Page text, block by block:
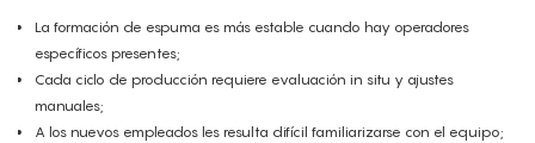
La formación de espuma es más estable cuando hay operadores
específicos presentes;
Cada ciclo de producción requiere evaluación in situ y ajustes
manuales;
A los nuevos empleados les resulta difícil familiarizarse con el equipo;